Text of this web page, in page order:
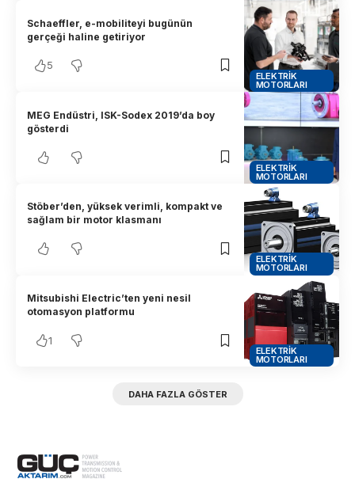
ELEKTRIK
MOTORLARI
Schaeffler, e-mobiliteyi bugünün
gerçeği haline getiriyor
5
ELEKTRIK
MOTORLARI
MEG Endüstri, ISK-Sodex 2019’da boy
gösterdi
ELEKTRIK
MOTORLARI
Stöber’den, yüksek verimli, kompakt ve
sağlam bir motor klasmanı
ELEKTRIK
MOTORLARI
Mitsubishi Electric’ten yeni nesil
otomasyon platformu
1
DAHA FAZLA GÖSTER